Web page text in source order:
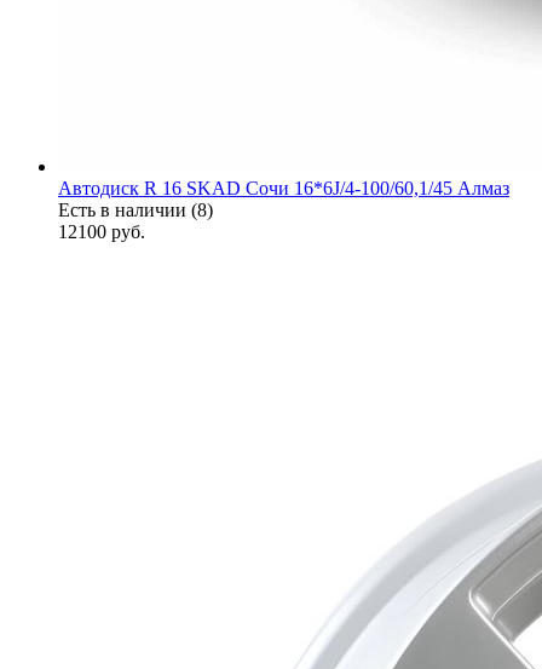
Автодиск R 16 SKAD Сочи 16*6J/4-100/60,1/45 Алмаз
Есть в наличии (8)
12100 руб.